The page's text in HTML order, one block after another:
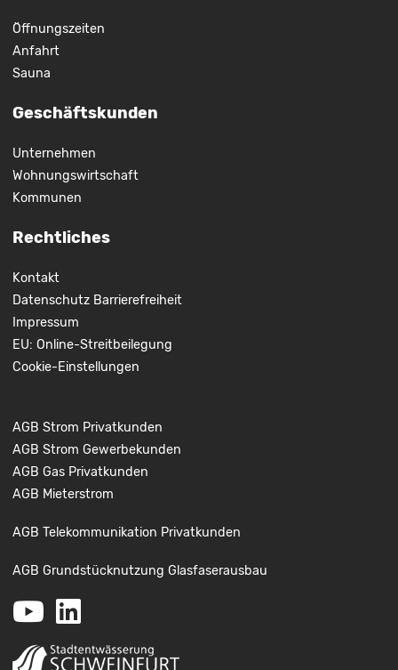
Öffnungszeiten
Anfahrt
Sauna
Geschäftskunden
Unternehmen
Wohnungswirtschaft
Kommunen
Rechtliches
Kontakt
Datenschutz Barrierefreiheit
Impressum
EU: Online-Streitbeilegung
Cookie-Einstellungen
AGB Strom Privatkunden
AGB Strom Gewerbekunden
AGB Gas Privatkunden
AGB Mieterstrom
AGB Telekommunikation Privatkunden
AGB Grundstücknutzung Glasfaserausbau
Youtube